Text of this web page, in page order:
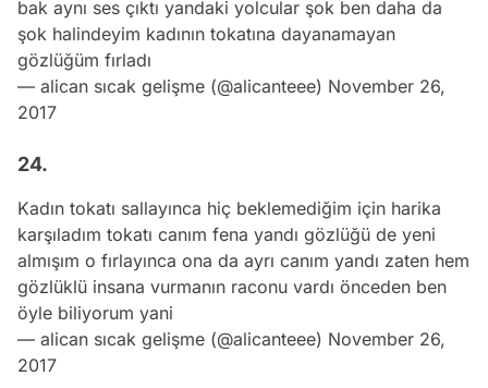
bak aynı ses çıktı yandaki yolcular şok ben daha da
şok halindeyim kadının tokatına dayanamayan
gözlüğüm fırladı
— alican sıcak gelişme (@alicanteee) November 26,
2017
24.
Kadın tokatı sallayınca hiç beklemediğim için harika
karşıladım tokatı canım fena yandı gözlüğü de yeni
almışım o fırlayınca ona da ayrı canım yandı zaten hem
gözlüklü insana vurmanın raconu vardı önceden ben
öyle biliyorum yani
— alican sıcak gelişme (@alicanteee) November 26,
2017